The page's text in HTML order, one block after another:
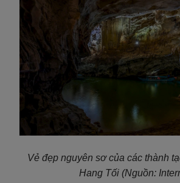
Vẻ đẹp nguyên sơ của các thành
Hang Tối (Nguồn: